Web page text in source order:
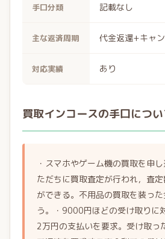
手口分類 記載なし
主な返済周期 代金返還+キャ
対応実績 あり
買取インコースの手口につ
・スマホやゲーム機の買取を申
ただちに買取査定が行われ，査
ができる。不用品の買取を装っ
う。・9000円ほどの受け取りに
2万円の支払いを要求。受け取っ